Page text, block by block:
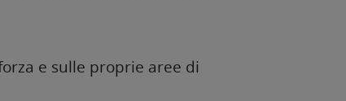
e sulle proprie aree di